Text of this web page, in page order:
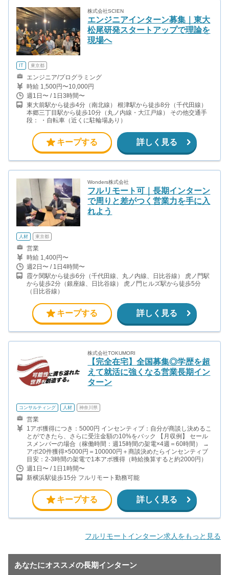
株式会社SCIEN
エンジニアインターン募集｜東大
松尾研発スタートアップで理論を
現場へ
IT 東京都
エンジニア/プログラミング
時給 1,500円〜10,000円
週1日〜 / 1日3時間〜
東大前駅から徒歩4分（南北線） 根津駅から徒歩8分（千代田線）
本郷三丁目駅から徒歩10分（丸ノ内線・大江戸線） その他交通手
段： ・自転車（近くに駐輪場あり）
キープする 詳しく見る
Wonders株式会社
フルリモート可｜長期インターン
で周りと差がつく営業力を手に入
れよう
人材 東京都
営業
時給 1,400円〜
週2日〜 / 1日4時間〜
霞ケ関駅から徒歩6分（千代田線、丸ノ内線、日比谷線） 虎ノ門駅
から徒歩2分（銀座線、日比谷線） 虎ノ門ヒルズ駅から徒歩5分
（日比谷線）
キープする 詳しく見る
株式会社TOKUMORI
【完全在宅】全国募集◎学歴を超
えて就活に強くなる営業長期イン
ターン
コンサルティング 人材 神奈川県
営業
1アポ獲得につき：5000円 インセンティブ：自分が商談し決めるこ
とができたら、さらに受注金額の10%をバック 【月収例】 セール
スメンバーの場合（稼働時間：週15時間の架電×4週＝60時間） →
アポ20件獲得×5000円＝100000円＋商談決めたらインセンティブ
目安：2-3時間の架電で1本アポ獲得（時給換算すると約2000円）
週1日〜 / 1日1時間〜
新横浜駅徒歩15分 フルリモート勤務可能
キープする 詳しく見る
フルリモートインターン求人をもっと見る
あなたにオススメの長期インターン